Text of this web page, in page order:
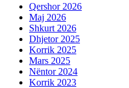
Qershor 2026
Maj 2026
Shkurt 2026
Dhjetor 2025
Korrik 2025
Mars 2025
Nëntor 2024
Korrik 2023